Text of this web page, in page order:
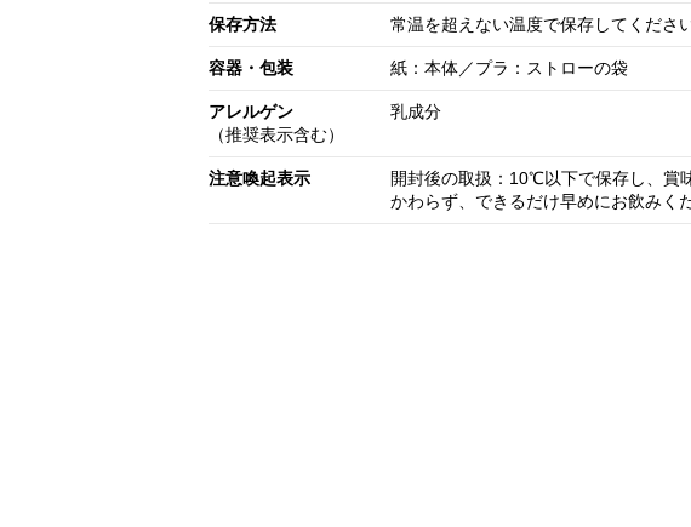
保存方法 常温を超えない温度で保存してください
容器・包装 紙：本体／プラ：ストローの袋
アレルゲン
（推奨表示含む）
乳成分
注意喚起表示
開封後の取扱：10℃以下で保存し、賞
かわらず、できるだけ早めにお飲みく